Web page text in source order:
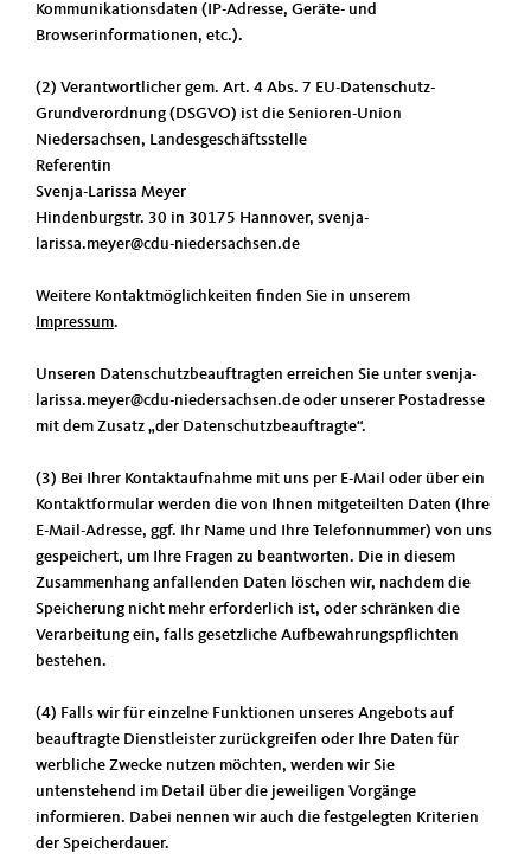
Kommunikationsdaten (IP-Adresse, Geräte- und
Browserinformationen, etc.).
(2) Verantwortlicher gem. Art. 4 Abs. 7 EU-Datenschutz-
Grundverordnung (DSGVO) ist die Senioren-Union
Niedersachsen, Landesgeschäftsstelle
Referentin
Svenja-Larissa Meyer
Hindenburgstr. 30 in 30175 Hannover, svenja-
larissa.meyer@cdu-niedersachsen.de
Weitere Kontaktmöglichkeiten finden Sie in unserem
Impressum.
Unseren Datenschutzbeauftragten erreichen Sie unter svenja-
larissa.meyer@cdu-niedersachsen.de oder unserer Postadresse
mit dem Zusatz „der Datenschutzbeauftragte“.
(3) Bei Ihrer Kontaktaufnahme mit uns per E-Mail oder über ein
Kontaktformular werden die von Ihnen mitgeteilten Daten (Ihre
E-Mail-Adresse, ggf. Ihr Name und Ihre Telefonnummer) von uns
gespeichert, um Ihre Fragen zu beantworten. Die in diesem
Zusammenhang anfallenden Daten löschen wir, nachdem die
Speicherung nicht mehr erforderlich ist, oder schränken die
Verarbeitung ein, falls gesetzliche Aufbewahrungspflichten
bestehen.
(4) Falls wir für einzelne Funktionen unseres Angebots auf
beauftragte Dienstleister zurückgreifen oder Ihre Daten für
werbliche Zwecke nutzen möchten, werden wir Sie
untenstehend im Detail über die jeweiligen Vorgänge
informieren. Dabei nennen wir auch die festgelegten Kriterien
der Speicherdauer.